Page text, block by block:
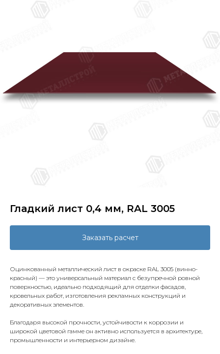
Гладкий лист 0,4 мм, RAL 3005
Заказать расчет
Оцинкованный металлический лист в окраске RAL 3005 (винно-
красный) — это универсальный материал с безупречной ровной
поверхностью, идеально подходящий для отделки фасадов,
кровельных работ, изготовления рекламных конструкций и
декоративных элементов.
Благодаря высокой прочности, устойчивости к коррозии и
широкой цветовой гамме он активно используется в архитектуре,
промышленности и интерьерном дизайне.